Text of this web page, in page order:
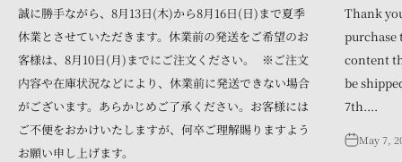
誠に勝手ながら、8月13日(木)から8月16日(日)まで夏季
休業とさせていただきます。休業前の発送をご希望のお
客様は、8月10日(月)までにご注文ください。 ※ご注文
内容や在庫状況などにより、休業前に発送できない場合
がございます。あらかじめご了承ください。お客様には
ご不便をおかけいたしますが、何卒ご理解賜りますよう
お願い申し上げます。
Thank
purchase
content
be
7th....
May 7,